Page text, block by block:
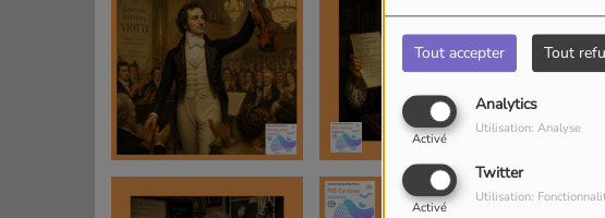
Tout accepter Tout
Analytics
Activé
Utilisation: Analyse
Twitter
Activé
Utilisation: